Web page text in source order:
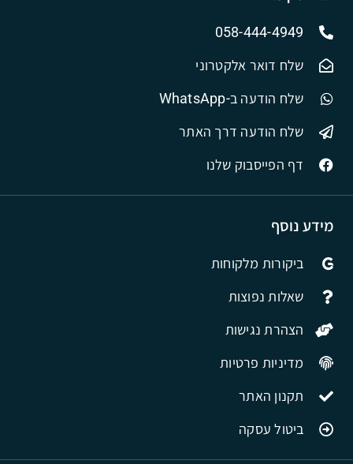
מידע נוסף
ביקורות מלקוחות
שאלות נפוצות
הצהרת נגישות
מדיניות פרטיות
תקנון האתר
ביטול עסקה
058-444-4949
שלח דואר אלקטרוני
שלח הודעה ב-WhatsApp
שלח הודעה דרך האתר
דף הפייסבוק שלנו